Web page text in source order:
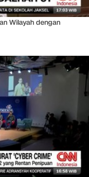
Wilayah dengan